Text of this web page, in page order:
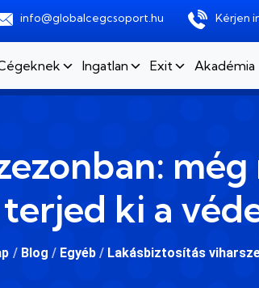
info@globalcegcsoport.hu Kérjen
Ingatlan Exit Akadémia
terjed ki a
/ Blog / Egyéb / Lakásbiztosítás